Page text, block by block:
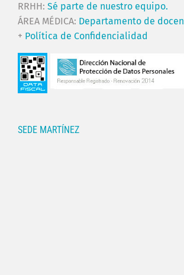
RRHH: Sé parte de nuestro equipo.
ÁREA MÉDICA: Departamento de
+ Política de Confidencialidad
SEDE MARTÍNEZ